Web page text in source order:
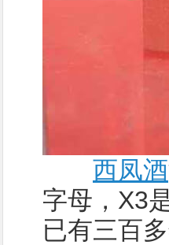
西凤酒
字母，X3
已有三百